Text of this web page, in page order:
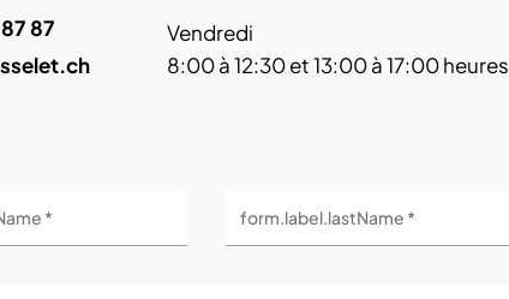
87
Vendredi
8:00 à 12:30 et 13:00 à 17:00 heures
* form.label.lastName *